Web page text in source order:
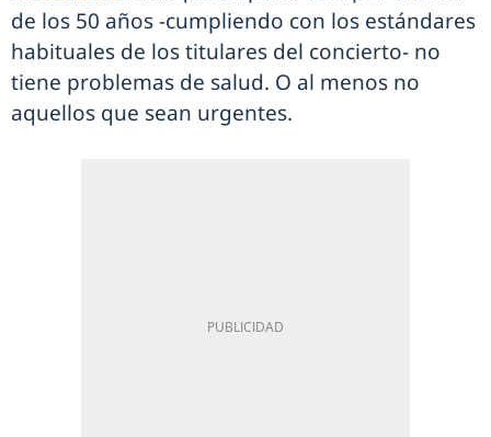
de los 50 años -cumpliendo con los estándares
habituales de los titulares del concierto- no
tiene problemas de salud. O al menos no
aquellos que sean urgentes.